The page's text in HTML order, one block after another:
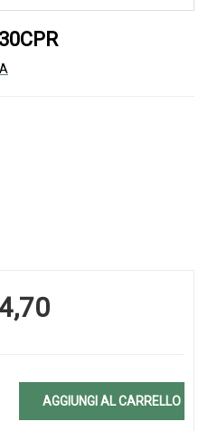
Prezzo
AGGIUNGI AL CARRELLO